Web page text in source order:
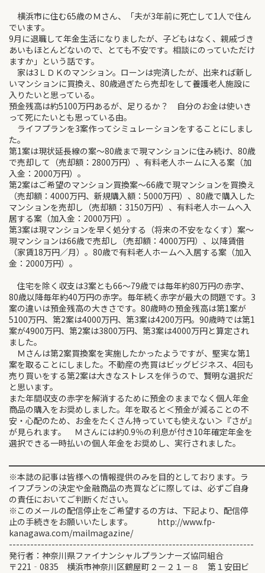
横浜市に住む65歳のＭさん、「夫が3年前に死亡して1人で住ん
でいます。
9月に退職して年金生活になりましたが、子どもはなく、親戚づき
あいもほとんどないので、とても不安です。相談にのっていただけ
ますか」という話です。
家は3ＬＤＫのマンション。ローンは完済したが、出来れば新し
いマンションに買換え、80歳過ぎたら売却をして養護老人施設に
入りたいと思っている。
預金残高は約5100万円あるが、足りるか？ 自分のお金は使いき
って死にたいとも思っている由。
ライフプランを3案作ってシミュレーションをすることにしまし
た。
第1案は現状延長線の案～80歳まで現マンションに住み続け、80歳
で売却して（売却額：2800万円）、有料老人ホームに入る案（加
入金：2000万円）。
第2案はご希望のマンション買換案～66歳で現マンションを買換え
（売却額：4000万円、新規購入額：5000万円）、80歳で購入した
マンションを売却し（売却額：3150万円）、有料老人ホームへ入
居する案（加入金：2000万円）。
第3案は現マンションを早く処分する（将来の不安をなくす）案～
現マンションは66歳で売却し（売却額：4000万円）、以降賃借
（家賃18万円／月）。80歳で有料老人ホームへ入居する案（加入
金：2000万円）。
住宅を除く収支は3案とも66～79歳では毎年約80万円の赤字、
80歳以降毎年約40万円の赤字。毎年続く赤字が最大の問題です。3
案の違いは預金残高の大きさです。80歳時の預金残高は第1案が
5100万円、第2案は4000万円、第3案は4200万円。90歳時では第1
案が4900万円、第2案は3800万円、第3案は4000万円と算定され
ました。
Ｍさんは第2案買換案を実施したかったようですが、堅実な第1
案を取ることにしました。不動産の売買はビッグビジネス、4回も
売り買いをする第2案は大きなストレスを伴うので、賢明な選択だ
と思います。
また年間収支の赤字を解消するために預金のままでなく個人年金
商品の購入をお奨めしました。年を取ると＜預金が減ることの不
安・心配のため、お金をたくさん持っていても使えない＞『さが』
が見られます。 Ｍさんには約0.9％の利息が付き10年確定年金を
選択できる一時払いの個人年金をお奨めし、実行されました。
※本誌の記事は皆様への情報提供のみを目的としております。ラ
イフプランの決定や金融商品の売買などに際しては、必ずご自身
の責任においてご判断ください。
※このメールの配信停止をご希望するの方は、下記より、配信停
止の手続きをお願いいたします。 http://www.fp-
kanagawa.com/mailmagazine/
---------------------------------------------------------------------
発行者：神奈川県ファイナンシャルプランナーズ協同組合
〒221‐0835 横浜市神奈川区鶴屋町２－２１－８ 第１安田ビ